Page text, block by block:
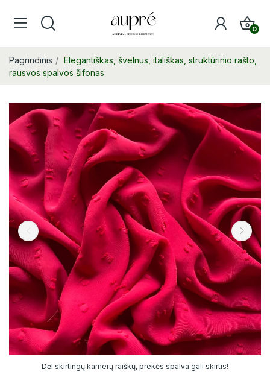
0
Pagrindinis
Elegantiškas, švelnus, itališkas, struktūrinio rašto,
rausvos spalvos šifonas
Dėl skirtingų kamerų raiškų, prekės spalva gali skirtis!